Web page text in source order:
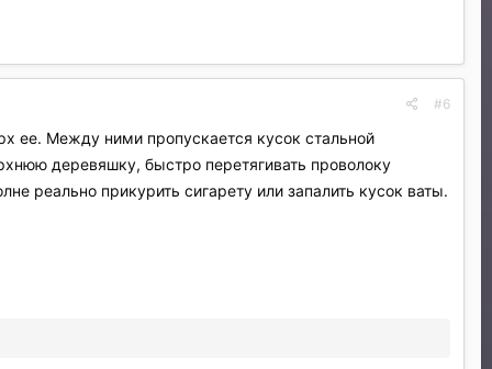
#6
ее. Между ними пропускается кусок стальной
деревяшку, быстро перетягивать проволоку
реально прикурить сигарету или запалить кусок ваты.